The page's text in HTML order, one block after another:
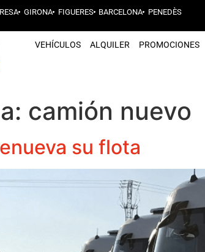
GIRONA FIGUERES BARCELONA PENEDÈS
VEHÍCULOS ALQUILER PROMOCIONES
camión nuevo
su flota